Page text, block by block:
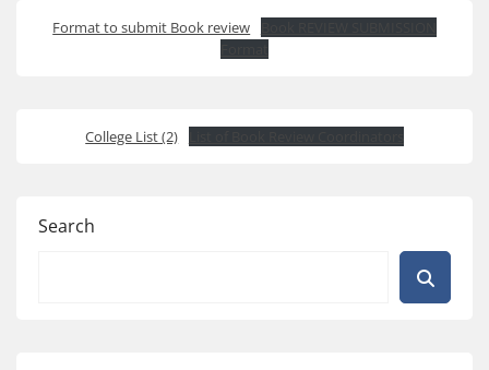
Format to submit Book review
College List (2)
Search